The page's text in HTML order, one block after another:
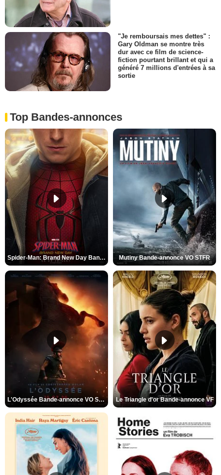
"Je remboursais mes dettes" :
Gary Oldman se montre très
dur avec ce film de science-
fiction pourtant brillant et qui a
généré 7 millions d'entrées à sa
sortie
Top Bandes-annonces
Spider-Man: Brand New Day Bande-annonce VO STFR Mutiny Bande-annonce VO STFR
L'Odyssée Bande-annonce VO STFR Le Triangle d'or Bande-annonce VF